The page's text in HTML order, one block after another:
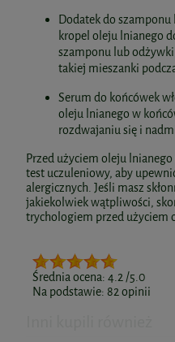
Dodatek do
kropel oleju lnianego
szamponu lub
takiej mieszanki
Serum do końcówek
oleju lnianego w
rozdwajaniu się i
Przed użyciem oleju
test uczuleniowy, aby
alergicznych. Jeśli masz
jakiekolwiek wątpliwości,
trychologiem przed użyciem
Średnia ocena: 4.2/5.0
Na podstawie: 82opinii